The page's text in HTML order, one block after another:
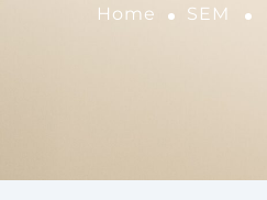
Home SEM